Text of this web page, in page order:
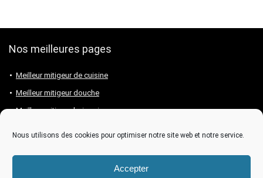
Nous utilisons des cookies pour optimiser notre site web et notre service.
Accepter
Nos meilleures pages
Meilleur mitigeur de cuisine
Meilleur mitigeur douche
Meilleur mitigeur baignoire